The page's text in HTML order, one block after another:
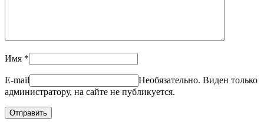
Имя *
E-mail
Необязательно. Виден только
администратору, на сайте не публикуется.